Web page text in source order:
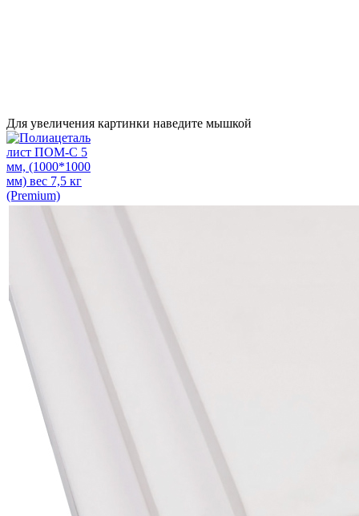
Для увеличения картинки наведите мышкой